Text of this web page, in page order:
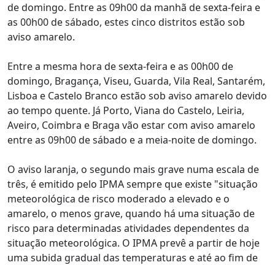
de domingo. Entre as 09h00 da manhã de sexta-feira e
as 00h00 de sábado, estes cinco distritos estão sob
aviso amarelo.
Entre a mesma hora de sexta-feira e as 00h00 de
domingo, Bragança, Viseu, Guarda, Vila Real, Santarém,
Lisboa e Castelo Branco estão sob aviso amarelo devido
ao tempo quente. Já Porto, Viana do Castelo, Leiria,
Aveiro, Coimbra e Braga vão estar com aviso amarelo
entre as 09h00 de sábado e a meia-noite de domingo.
O aviso laranja, o segundo mais grave numa escala de
três, é emitido pelo IPMA sempre que existe "situação
meteorológica de risco moderado a elevado e o
amarelo, o menos grave, quando há uma situação de
risco para determinadas atividades dependentes da
situação meteorológica. O IPMA prevê a partir de hoje
uma subida gradual das temperaturas e até ao fim de